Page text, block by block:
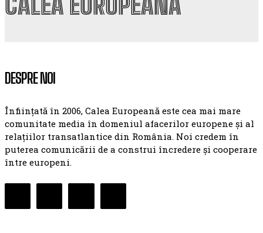
DESPRE NOI
Înființată în 2006, Calea Europeană este cea mai mare
comunitate media în domeniul afacerilor europene și al
relațiilor transatlantice din România. Noi credem în
puterea comunicării de a construi încredere și cooperare
între europeni.